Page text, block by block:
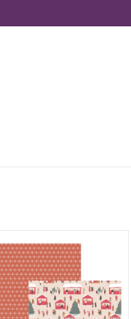
BREDELE AND CO #01 12x12
CARDSTOCK
ADD TO CART